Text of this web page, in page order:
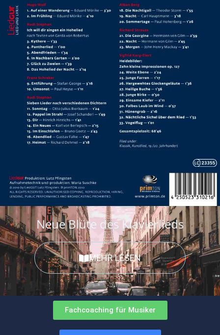
Neue Blüte des Klavierlieds
MEHR LESEN
Fachcoaching für Musiker